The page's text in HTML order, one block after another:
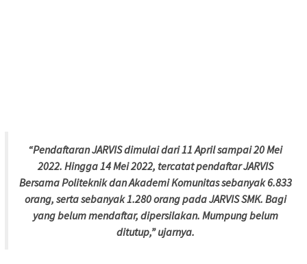
“Pendaftaran JARVIS dimulai dari 11 April sampai 20 Mei
2022. Hingga 14 Mei 2022, tercatat pendaftar JARVIS
Bersama Politeknik dan Akademi Komunitas sebanyak 6.833
orang, serta sebanyak 1.280 orang pada JARVIS SMK. Bagi
yang belum mendaftar, dipersilakan. Mumpung belum
ditutup,” ujarnya.